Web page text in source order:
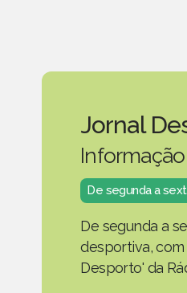
Jornal
De segunda a
De segunda a
desportiva,
Desporto' da